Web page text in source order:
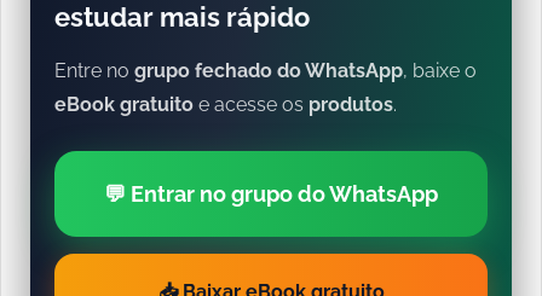
estudar mais rápido
Entre no grupo fechado do WhatsApp, baixe o
eBook gratuito e acesse os produtos.
💬 Entrar no grupo do WhatsApp